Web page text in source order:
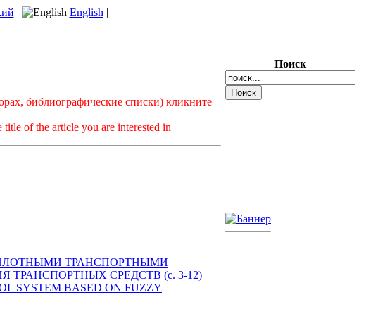
| English |
библиографические списки) кликните
of the article you are interested in
ТРАНСПОРТНЫМИ
СРЕДСТВ (с. 3-12)
SYSTEM BASED ON FUZZY
Поиск